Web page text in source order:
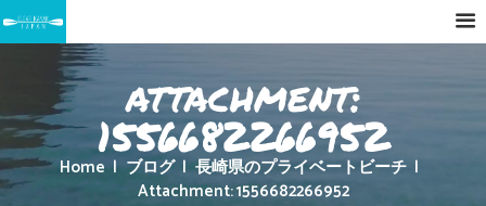
attachment:
1556682266952
Home ブログ
長崎県のプライベートビーチ
Attachment: 1556682266952